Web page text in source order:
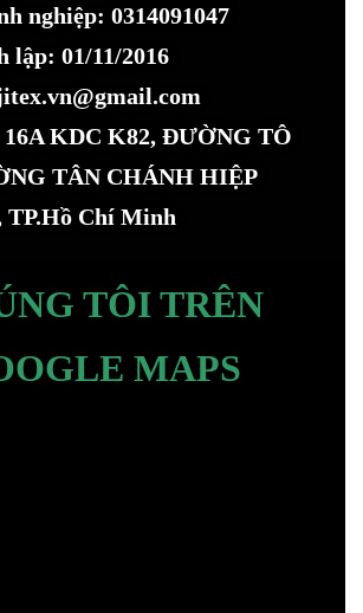
nghiệp: 0314091047
lập: 01/11/2016
KDC K82, ĐƯỜNG TÔ
TÂN CHÁNH HIỆP
TP.Hồ Chí Minh
TÔI TRÊN
MAPS